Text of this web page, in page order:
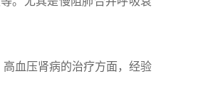
血压肾病的治疗方面，经验